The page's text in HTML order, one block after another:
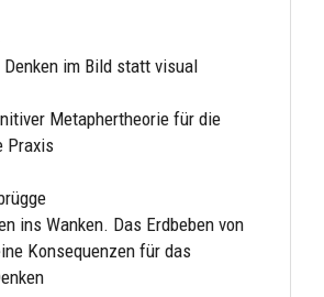
im Bild statt visual
Metaphertheorie für die
Praxis
ins Wanken. Das Erdbeben von
Konsequenzen für das